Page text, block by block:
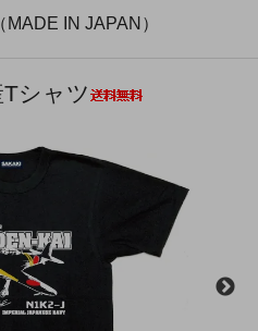
IN JAPAN）
シャツ